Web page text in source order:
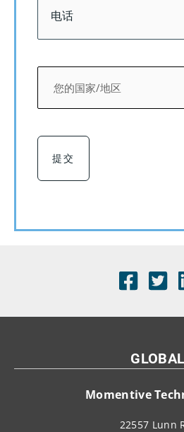
国
地
GLOBAL
Momentive
22557 Lunn